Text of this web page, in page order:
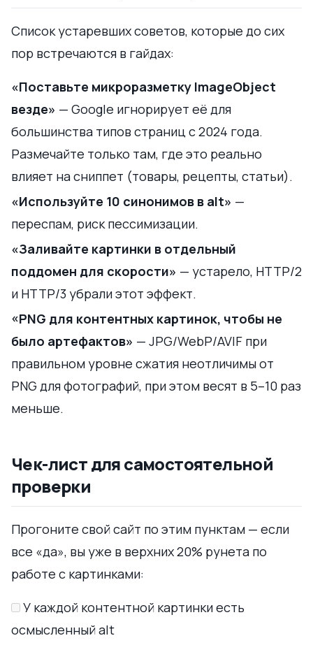
Список устаревших советов, которые до сих
пор встречаются в гайдах:
«Поставьте микроразметку ImageObject
везде» — Google игнорирует её для
большинства типов страниц с 2024 года.
Размечайте только там, где это реально
влияет на сниппет (товары, рецепты, статьи).
«Используйте 10 синонимов в alt» —
переспам, риск пессимизации.
«Заливайте картинки в отдельный
поддомен для скорости» — устарело, HTTP/2
и HTTP/3 убрали этот эффект.
«PNG для контентных картинок, чтобы не
было артефактов» — JPG/WebP/AVIF при
правильном уровне сжатия неотличимы от
PNG для фотографий, при этом весят в 5–10 раз
меньше.
Чек-лист для самостоятельной
проверки
Прогоните свой сайт по этим пунктам — если
все «да», вы уже в верхних 20% рунета по
работе с картинками:
У каждой контентной картинки есть
осмысленный alt